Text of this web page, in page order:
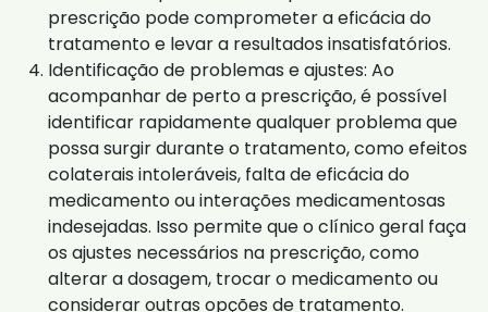
prescrição pode comprometer a eficácia do
tratamento e levar a resultados insatisfatórios.
Identificação de problemas e ajustes: Ao
acompanhar de perto a prescrição, é possível
identificar rapidamente qualquer problema que
possa surgir durante o tratamento, como efeitos
colaterais intoleráveis, falta de eficácia do
medicamento ou interações medicamentosas
indesejadas. Isso permite que o clínico geral faça
os ajustes necessários na prescrição, como
alterar a dosagem, trocar o medicamento ou
considerar outras opções de tratamento.